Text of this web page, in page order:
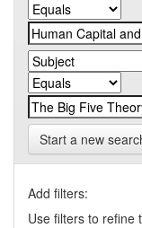
Start a new
Add filters:
Use filters to refine